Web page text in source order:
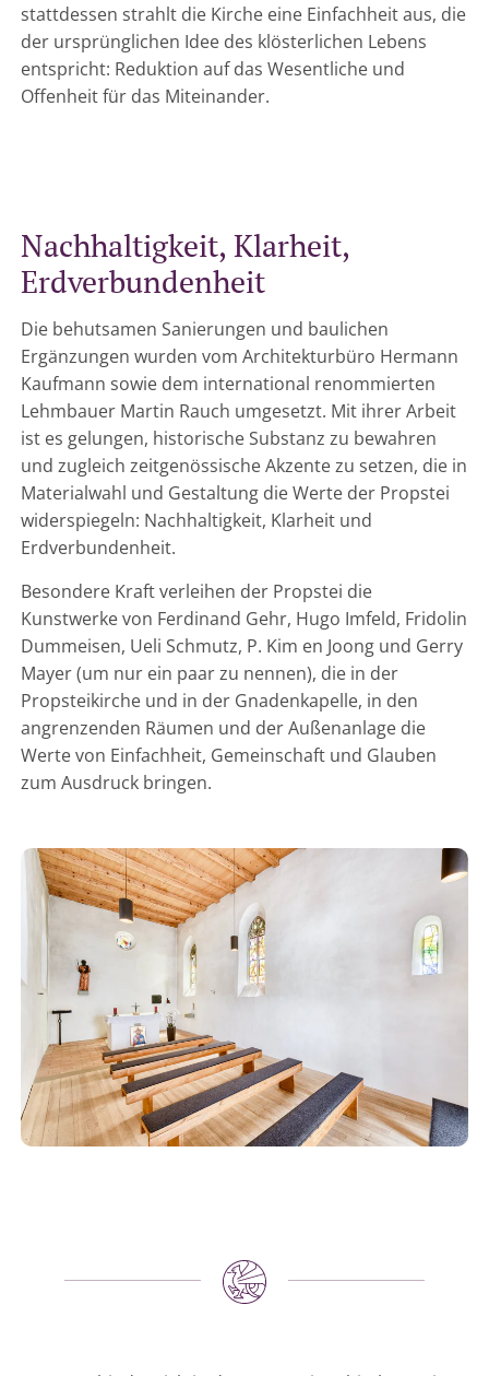
stattdessen strahlt die Kirche eine Einfachheit aus, die
der ursprünglichen Idee des klösterlichen Lebens
entspricht: Reduktion auf das Wesentliche und
Offenheit für das Miteinander.
Nachhaltigkeit, Klarheit,
Erdverbundenheit
Die behutsamen Sanierungen und baulichen
Ergänzungen wurden vom Architekturbüro Hermann
Kaufmann sowie dem international renommierten
Lehmbauer Martin Rauch umgesetzt. Mit ihrer Arbeit
ist es gelungen, historische Substanz zu bewahren
und zugleich zeitgenössische Akzente zu setzen, die in
Materialwahl und Gestaltung die Werte der Propstei
widerspiegeln: Nachhaltigkeit, Klarheit und
Erdverbundenheit.
Besondere Kraft verleihen der Propstei die
Kunstwerke von Ferdinand Gehr, Hugo Imfeld, Fridolin
Dummeisen, Ueli Schmutz, P. Kim en Joong und Gerry
Mayer (um nur ein paar zu nennen), die in der
Propsteikirche und in der Gnadenkapelle, in den
angrenzenden Räumen und der Außenanlage die
Werte von Einfachheit, Gemeinschaft und Glauben
zum Ausdruck bringen.